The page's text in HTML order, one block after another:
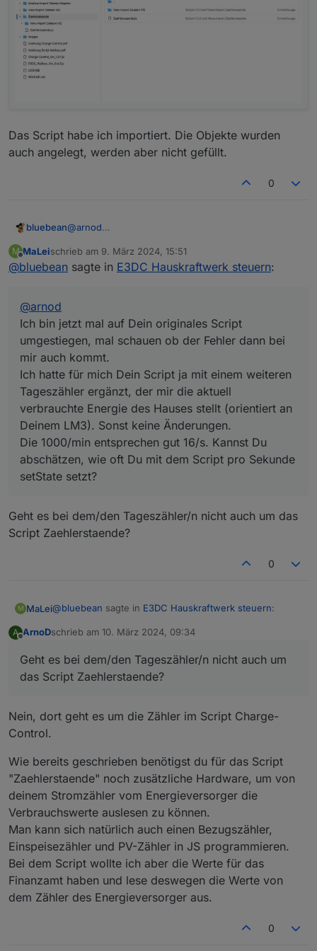
Das Script habe ich importiert. Die Objekte wurden
auch angelegt, werden aber nicht gefüllt.
0
bluebean@arnod
umgestiegen, mal schauen ob der Fehler dann bei
mir auch kommt.
LM3). Sonst keine Änderungen.
Die 1000/min entsprechen gut 16/s. Kannst Du
abschätzen, wie oft Du mit dem Script pro Sekunde
setState setzt?
M
Offline
MaLeischrieb am 9. März 2024, 15:51
zuletzt editiert von
@bluebean sagte in E3DC Hauskraftwerk steuern:
@arnod
Ich bin jetzt mal auf Dein originales Script
umgestiegen, mal schauen ob der Fehler dann bei
mir auch kommt.
Ich hatte für mich Dein Script ja mit einem weiteren
Tageszähler ergänzt, der mir die aktuell
verbrauchte Energie des Hauses stellt (orientiert an
Deinem LM3). Sonst keine Änderungen.
Die 1000/min entsprechen gut 16/s. Kannst Du
abschätzen, wie oft Du mit dem Script pro Sekunde
setState setzt?
Geht es bei dem/den Tageszähler/n nicht auch um das
Script Zaehlerstaende?
0
M MaLei@bluebean sagte in E3DC Hauskraftwerk steuern:
Ich bin jetzt mal auf Dein originales Script
umgestiegen, mal schauen ob der Fehler dann bei
Tageszähler ergänzt, der mir die aktuell
abschätzen, wie oft Du mit dem Script pro Sekunde
setState setzt?
Geht es bei dem/den Tageszähler/n nicht auch um das
Script Zaehlerstaende?
A ArnoDschrieb am 10. März 2024, 09:34
zuletzt editiert von
Geht es bei dem/den Tageszähler/n nicht auch um
das Script Zaehlerstaende?
Nein, dort geht es um die Zähler im Script Charge-
Control.
Wie bereits geschrieben benötigst du für das Script
"Zaehlerstaende" noch zusätzliche Hardware, um von
deinem Stromzähler vom Energieversorger die
Verbrauchswerte auslesen zu können.
Man kann sich natürlich auch einen Bezugszähler,
Einspeisezähler und PV-Zähler in JS programmieren.
Bei dem Script wollte ich aber die Werte für das
Finanzamt haben und lese deswegen die Werte von
dem Zähler des Energieversorger aus.
0